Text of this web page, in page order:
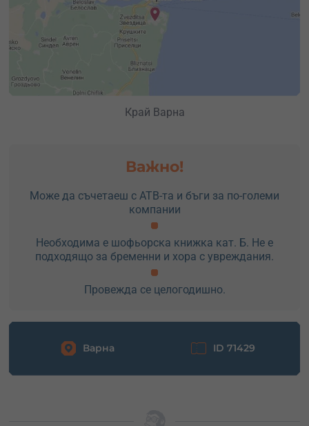
Край Варна
Важно!
Може да съчетаеш с АТВ-та и бъги за по-големи
компании
Необходима е шофьорска книжка кат. Б. Не е
подходящо за бременни и хора с увреждания.
Провежда се целогодишно.
Варна ID 71429